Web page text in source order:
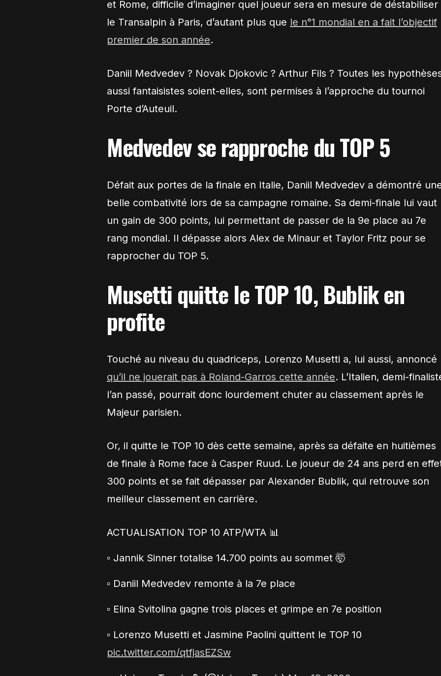
et Rome, difficile d’imaginer quel joueur sera en mesure de déstabiliser
le Transalpin à Paris, d’autant plus que le n°1 mondial en a fait l’objectif
premier de son année.
Daniil Medvedev ? Novak Djokovic ? Arthur Fils ? Toutes les
aussi fantaisistes soient-elles, sont permises à l’approche du tournoi
Porte d’Auteuil.
Medvedev se rapproche du TOP 5
Défait aux portes de la finale en Italie, Daniil Medvedev a démontré
belle combativité lors de sa campagne romaine. Sa demi-finale lui vaut
un gain de 300 points, lui permettant de passer de la 9e place au 7e
rang mondial. Il dépasse alors Alex de Minaur et Taylor Fritz pour se
rapprocher du TOP 5.
Musetti quitte le TOP 10, Bublik en
profite
Touché au niveau du quadriceps, Lorenzo Musetti a, lui aussi, annoncé
qu’il ne jouerait pas à Roland-Garros cette année. L’Italien, demi-
l’an passé, pourrait donc lourdement chuter au classement après le
Majeur parisien.
Or, il quitte le TOP 10 dès cette semaine, après sa défaite en huitièmes
de finale à Rome face à Casper Ruud. Le joueur de 24 ans perd en
300 points et se fait dépasser par Alexander Bublik, qui retrouve son
meilleur classement en carrière.
ACTUALISATION TOP 10 ATP/WTA 📊
▫️ Jannik Sinner totalise 14.700 points au sommet 🤯
▫️ Daniil Medvedev remonte à la 7e place
▫️ Elina Svitolina gagne trois places et grimpe en 7e position
▫️ Lorenzo Musetti et Jasmine Paolini quittent le TOP 10
pic.twitter.com/qtfjasEZSw